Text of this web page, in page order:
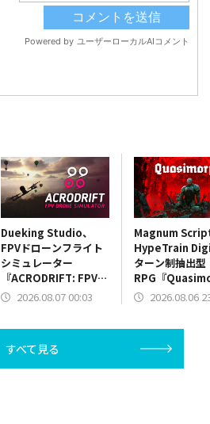
Dueking Studio、
FPVドローンフライト
シミュレーター
『ACRODRIFT: FPV
Drone Simulator』を
2026.08.07 00:03
Magnum
HypeTrain
ターン制抽出型
RPG『
のバージョン
2026.08.06
すべて見る